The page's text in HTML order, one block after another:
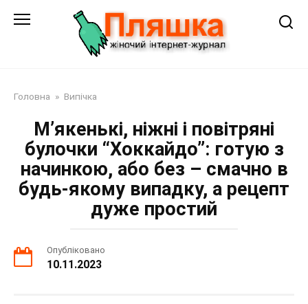
Головна » Випічка
М’якенькі, ніжні і повітряні
булочки “Хоккайдо”: готую з
начинкою, або без – смачно в
будь-якому випадку, а рецепт
дуже простий
Опубліковано
10.11.2023